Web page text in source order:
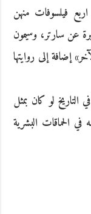
فيلسوفات منهن
عن سارتر، وسيمون
إضافة إلى روايتها
التاريخ لو كان بمثل
الحماقات البشرية